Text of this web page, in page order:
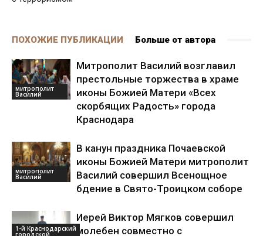
ПОХОЖИЕ ПУБЛИКАЦИИ Больше от автора
митрополит
Василий
Митрополит Василий возглавил
престольные торжества в храме
иконы Божией Матери «Всех
скорбящих Радость» города
Краснодара
митрополит
Василий
В канун праздника Почаевской
иконы Божией Матери митрополит
Василий совершил Всенощное
бдение в Свято-Троицком соборе
1-й Краснодарский
городской
Иерей Виктор Мягков совершил
молебен совместно с